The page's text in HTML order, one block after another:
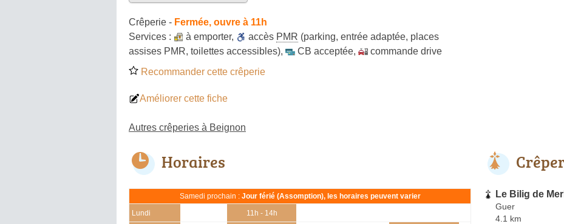
Crêperie - Fermée, ouvre à 11h
Services :
à emporter, accès PMR (parking, entrée adaptée, places
assises PMR, toilettes accessibles), CB acceptée,
commande drive
Recommander cette crêperie
Améliorer cette fiche
Autres crêperies à Beignon
Horaires
Samedi prochain : Jour férié (Assomption), les horaires peuvent varier
Lundi 11h - 14h
Le Bilig de
Guer
4.1 km